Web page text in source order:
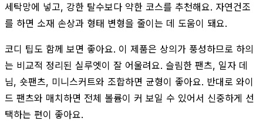
세탁망에 넣고, 강한 탈수보다 약한 코스를 추천해요. 자연건조
를 하면 소재 손상과 형태 변형을 줄이는 데 도움이 돼요.
코디 팁도 함께 보면 좋아요. 이 제품은 상의가 풍성하므로 하의
는 비교적 정리된 실루엣이 잘 어울려요. 슬림한 팬츠, 일자 데
님, 숏팬츠, 미니스커트와 조합하면 균형이 좋아요. 반대로 와이
드 팬츠와 매치하면 전체 볼륨이 커 보일 수 있어서 신중하게 선
택하는 편이 좋아요.